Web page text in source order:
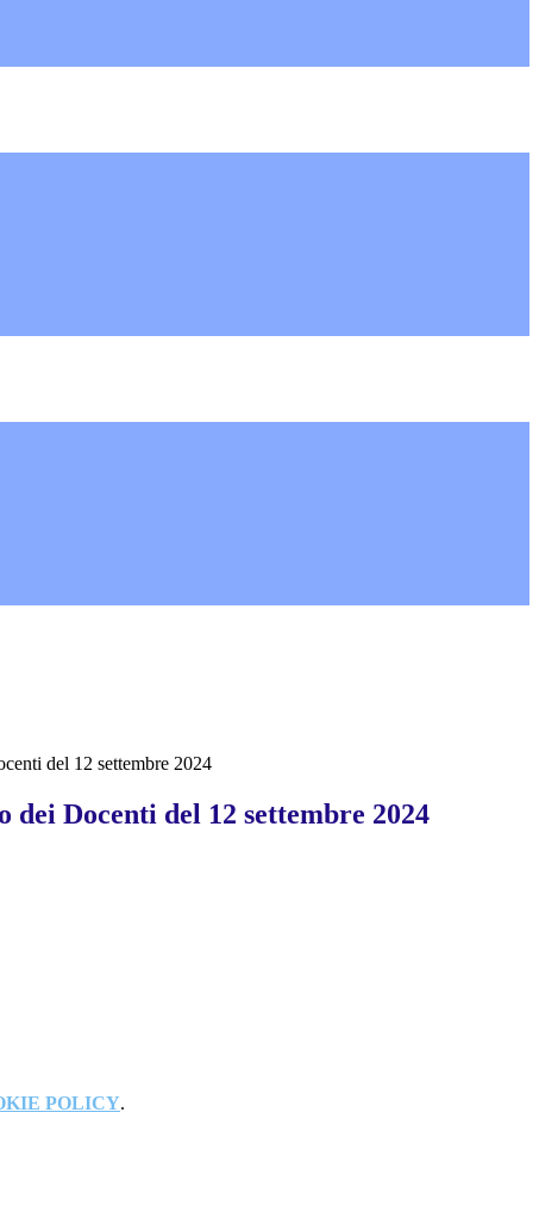
del 12 settembre 2024
dei Docenti del 12 settembre 2024
POLICY.